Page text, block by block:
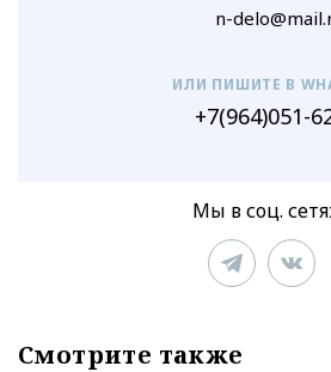
n-
ИЛИ ПИШИТЕ В
+7(964)051-
Мы в соц.
Смотрите также